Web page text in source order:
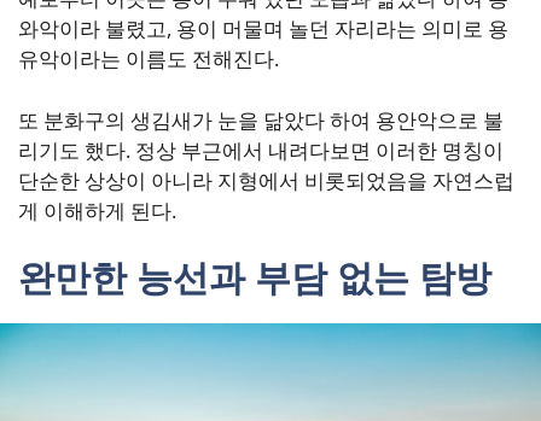
와악이라 불렸고, 용이 머물며 놀던 자리라는 의미로 용
유악이라는 이름도 전해진다.
또 분화구의 생김새가 눈을 닮았다 하여 용안악으로 불
리기도 했다. 정상 부근에서 내려다보면 이러한 명칭이
단순한 상상이 아니라 지형에서 비롯되었음을 자연스럽
게 이해하게 된다.
완만한 능선과 부담 없는 탐방